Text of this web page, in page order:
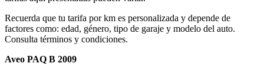
Recuerda que tu tarifa por km es personalizada y depende de
factores como: edad, género, tipo de garaje y modelo del auto.
Consulta términos y condiciones.
Aveo PAQ B 2009